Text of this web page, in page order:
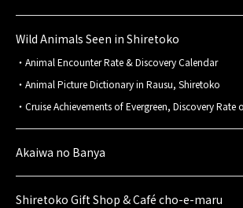
Wild Animals Seen in Shiretoko
Animal Encounter Rate & Discovery Calendar
Animal Picture Dictionary in Rausu, Shiretoko
Cruise Achievements of Evergreen, Discovery
Akaiwa no Banya
Shiretoko Gift Shop & Café cho-e-maru